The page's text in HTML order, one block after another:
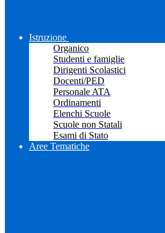
Istruzione
Organico
Studenti e famiglie
Dirigenti Scolastici
Docenti/PED
Personale ATA
Ordinamenti
Elenchi Scuole
Scuole non Statali
Esami di Stato
Aree Tematiche